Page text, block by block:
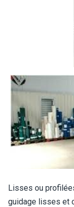
Lisses ou
guidage lisses et